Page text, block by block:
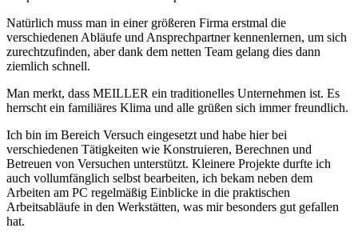
Natürlich muss man in einer größeren Firma erstmal die
verschiedenen Abläufe und Ansprechpartner kennenlernen, um sich
zurechtzufinden, aber dank dem netten Team gelang dies dann
ziemlich schnell.
Man merkt, dass MEILLER ein traditionelles Unternehmen ist. Es
herrscht ein familiäres Klima und alle grüßen sich immer freundlich.
Ich bin im Bereich Versuch eingesetzt und habe hier bei
verschiedenen Tätigkeiten wie Konstruieren, Berechnen und
Betreuen von Versuchen unterstützt. Kleinere Projekte durfte ich
auch vollumfänglich selbst bearbeiten, ich bekam neben dem
Arbeiten am PC regelmäßig Einblicke in die praktischen
Arbeitsabläufe in den Werkstätten, was mir besonders gut gefallen
hat.